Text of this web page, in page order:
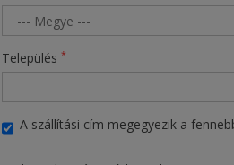
Település *
A szállítási cím megegyezik a